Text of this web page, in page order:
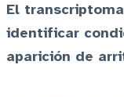
El
identificar
aparición de